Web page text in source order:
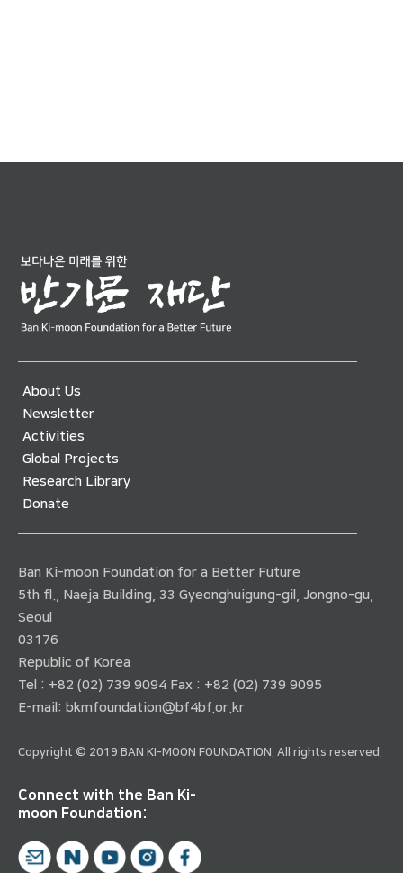
About Us
Newsletter
Activities
Global Projects
Research Library
Donate
Ban Ki-moon Foundation for a Better Future
5th fl., Naeja Building, 33 Gyeonghuigung-gil, Jongno-gu,
Seoul
03176
Republic of Korea
Tel : +82 (02) 739 9094 Fax : +82 (02) 739 9095
E-mail: bkmfoundation@bf4bf.or.kr
Copyright © 2019 BAN KI-MOON FOUNDATION. All rights reserved.
Connect with the Ban Ki-
moon Foundation: